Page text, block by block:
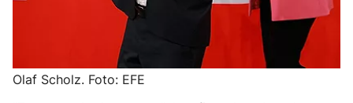
Olaf Scholz. Foto: EFE